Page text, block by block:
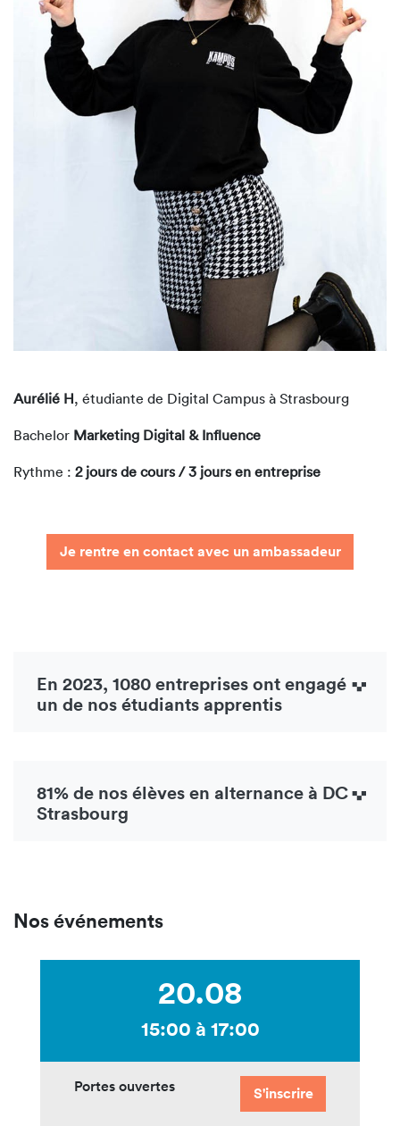
Aurélié H, étudiante de Digital Campus à Strasbourg
Bachelor Marketing Digital & Influence
Rythme : 2 jours de cours / 3 jours en entreprise
Je rentre en contact avec un ambassadeur
En 2023, 1080 entreprises ont engagé
un de nos étudiants apprentis
81% de nos élèves en alternance à DC
Strasbourg
Nos événements
20.08
15:00 à 17:00
Portes ouvertes S'inscrire